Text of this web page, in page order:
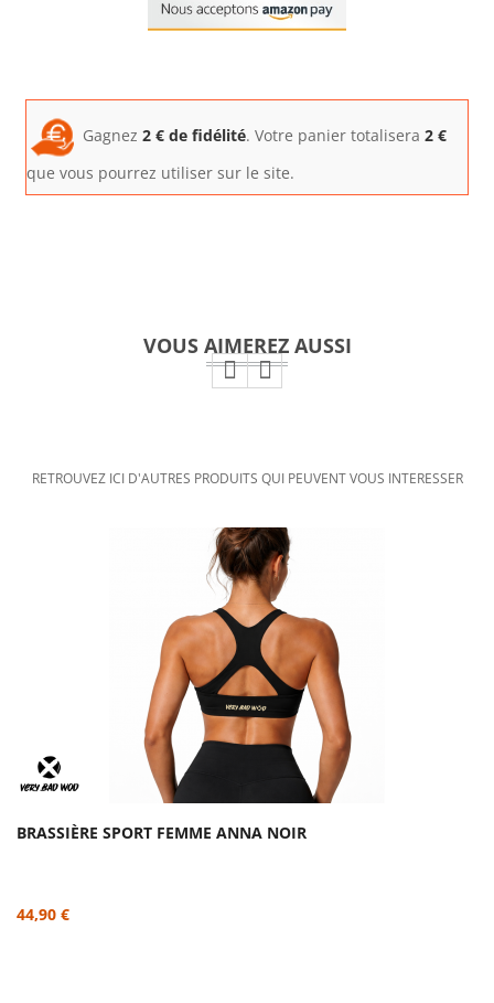
Gagnez 2 € de fidélité. Votre panier totalisera 2 €
que vous pourrez utiliser sur le site.
VOUS AIMEREZ AUSSI
RETROUVEZ ICI D'AUTRES PRODUITS QUI PEUVENT VOUS INTERESSER
BRASSIÈRE SPORT FEMME ANNA NOIR
44,90 €